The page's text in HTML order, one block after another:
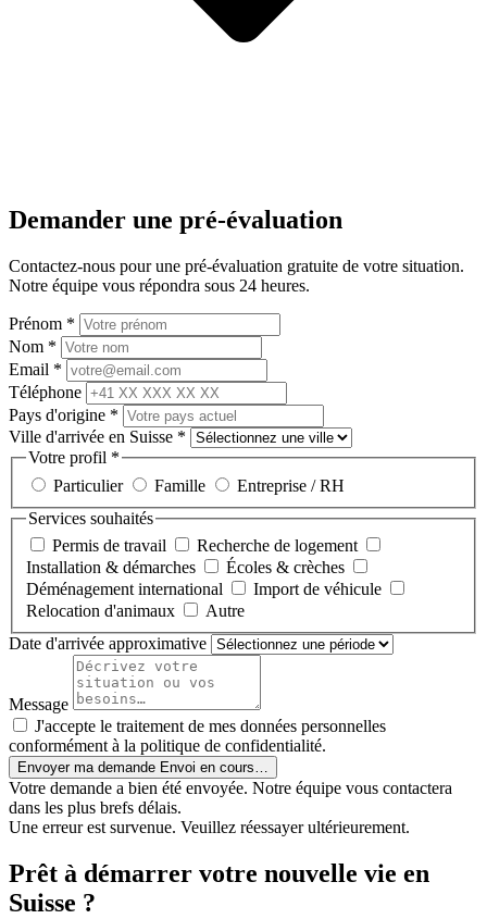
Demander une pré-évaluation
Contactez-nous pour une pré-évaluation gratuite de votre situation.
Notre équipe vous répondra sous 24 heures.
Prénom *
Nom *
Email *
Téléphone
Pays d'origine *
Ville d'arrivée en Suisse *
Votre profil *
Particulier
Famille
Entreprise / RH
Services souhaités
Permis de travail
Recherche de logement
Installation & démarches
Écoles & crèches
Déménagement international
Import de véhicule
Relocation d'animaux
Autre
Date d'arrivée approximative
Message
J'accepte le traitement de mes données personnelles
conformément à la politique de confidentialité.
Envoyer ma demande Envoi en cours…
Votre demande a bien été envoyée. Notre équipe vous contactera
dans les plus brefs délais.
Une erreur est survenue. Veuillez réessayer ultérieurement.
Prêt à démarrer votre nouvelle vie en
Suisse ?